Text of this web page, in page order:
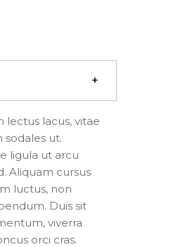
lectus lacus, vitae
ut.
ligula ut arcu
Aliquam cursus
luctus, non
Duis sit
viverra
orci cras.